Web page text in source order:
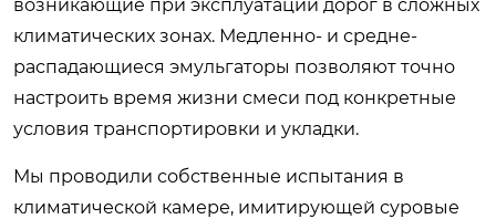
возникающие при эксплуатации дорог в сложных
климатических зонах. Медленно- и средне-
распадающиеся эмульгаторы позволяют точно
настроить время жизни смеси под конкретные
условия транспортировки и укладки.
Мы проводили собственные испытания в
климатической камере, имитирующей суровые